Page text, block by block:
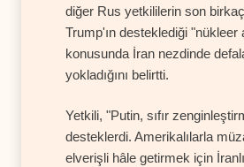
diğer Rus yetkililerin son
Trump'ın desteklediği "nükleer
konusunda İran nezdinde
yokladığını belirtti.
Yetkili, "Putin, sıfır
desteklerdi. Amerikalılarla
elverişli hâle getirmek için